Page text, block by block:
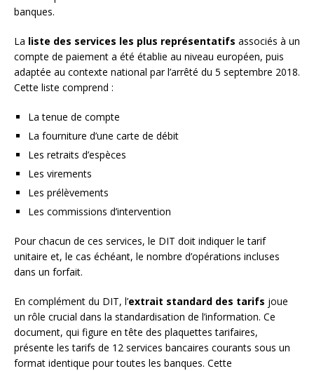
banques.
La liste des services les plus représentatifs associés à un
compte de paiement a été établie au niveau européen, puis
adaptée au contexte national par l’arrêté du 5 septembre 2018.
Cette liste comprend :
La tenue de compte
La fourniture d’une carte de débit
Les retraits d’espèces
Les virements
Les prélèvements
Les commissions d’intervention
Pour chacun de ces services, le DIT doit indiquer le tarif
unitaire et, le cas échéant, le nombre d’opérations incluses
dans un forfait.
En complément du DIT, l’extrait standard des tarifs joue
un rôle crucial dans la standardisation de l’information. Ce
document, qui figure en tête des plaquettes tarifaires,
présente les tarifs de 12 services bancaires courants sous un
format identique pour toutes les banques. Cette